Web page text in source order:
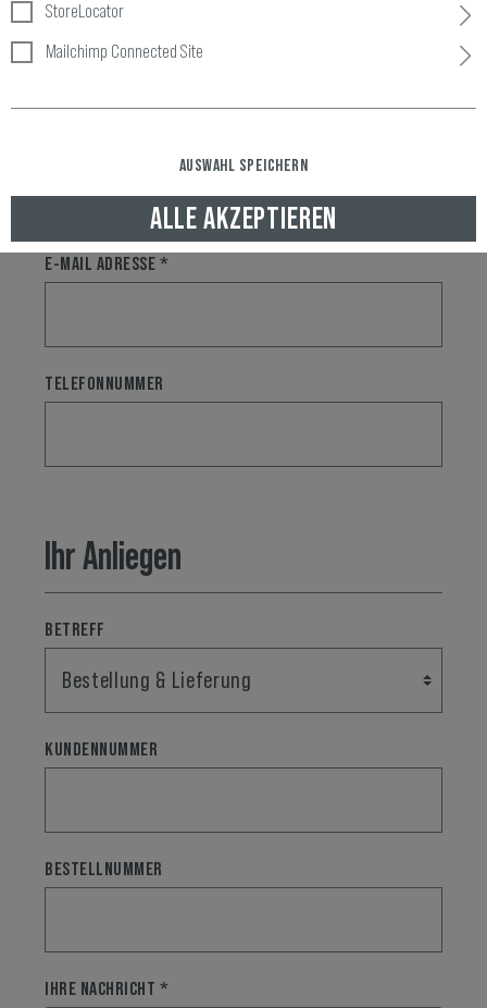
ANREDE *
E-MAIL ADRESSE *
TELEFONNUMMER
Ihr Anliegen
BETREFF
KUNDENNUMMER
BESTELLNUMMER
IHRE NACHRICHT *
StoreLocator
Mailchimp Connected Site
AUSWAHL SPEICHERN
ALLE AKZEPTIEREN